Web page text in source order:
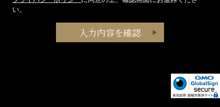
い。